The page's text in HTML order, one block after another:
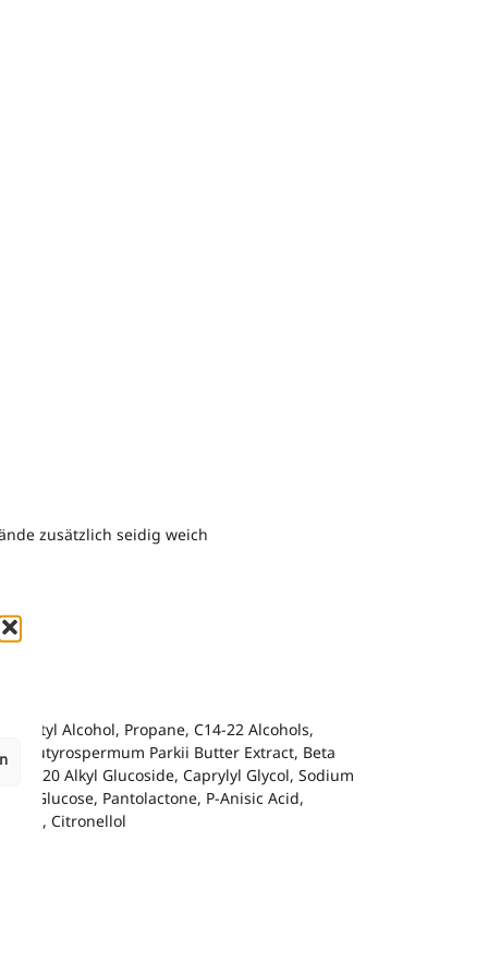
zusätzlich seidig weich
Cetyl Alcohol, Propane, C14-22 Alcohols,
Butyrospermum Parkii Butter Extract, Beta
C12-20 Alkyl Glucoside, Caprylyl Glycol, Sodium
Glucose, Pantolactone, P-Anisic Acid,
Citronellol